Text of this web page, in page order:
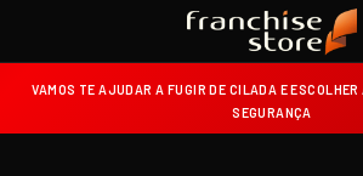
VAMOS TE AJUDAR A FUGIR DE CILADA E
SEGURANÇA